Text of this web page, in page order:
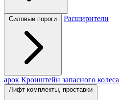
Силовые пороги Расширители
арок Кронштейн запасного колеса
Лифт-комплекты, проставки